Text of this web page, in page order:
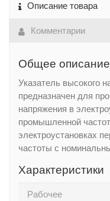
Описание товара
Комментарии
Общее описание
Указатель высокого
предназначен для
напряжения в
промышленной
электроустановках
частоты с
Характеристики
Рабочее